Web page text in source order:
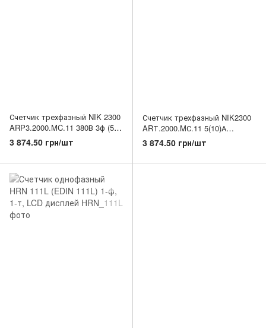
Счетчик трехфазный NIK 2300
ARP3.2000.MC.11 380В 3ф (5-
120А)
3 874.50 грн/шт
Счетчик трехфазный NIK2300
ARТ.2000.MС.11 5(10)А
3х220/380В
3 874.50 грн/шт